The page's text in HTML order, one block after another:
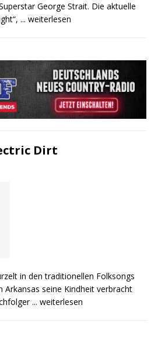
George Strait. Die aktuelle
... weiterlesen
Dirt
in den traditionellen Folksongs
Arkansas seine Kindheit verbracht
... weiterlesen